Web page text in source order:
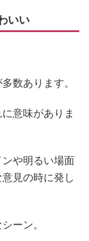
いい
数あります。
意味がありま
ンや明るい場面
見の時に発し
ーン。